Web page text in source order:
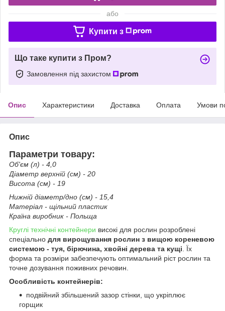
або
Купити з
Що таке купити з Пром?
Замовлення під захистом
Опис Характеристики Доставка Оплата Умови
Опис
Параметри товару:
Об'єм (л) - 4,0
Діаметр верхній (см) - 20
Висота (см) - 19
Нижній діаметр/дно (см) - 15,4
Матеріал - щільний пластик
Країна виробник - Польща
Круглі технічні контейнери високі для рослин розроблені
спеціально для вирощування рослин з вищою кореневою
системою - туя, бірючина, хвойні дерева та кущі . Їх
форма та розміри забезпечують оптимальний ріст рослин та
точне дозування поживних речовин.
Особливість контейнерів:
подвійний збільшений зазор стінки, що укріплює
горщик